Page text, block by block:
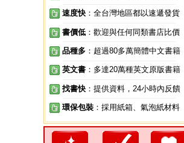
速度快 ：全台灣地區都以速遞發貨
書價低 ：歡迎與任何同類書店比價
品種多 ：超過80多萬簡體中文書籍
英文書 ：多達20萬種英文原版書籍
找書快 ：提供資料，24小時內反饋
環保包裝 ：採用紙箱、氣泡紙材料